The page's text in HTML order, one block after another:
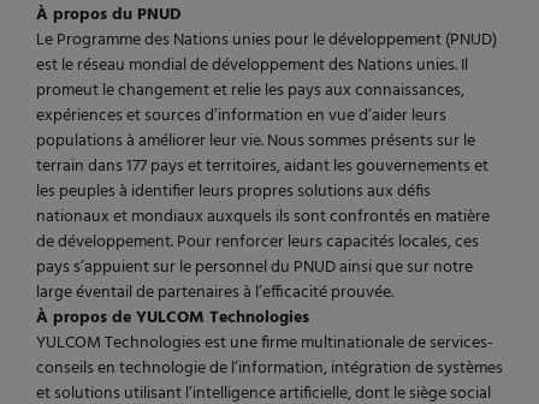
À propos du PNUD
Le Programme des Nations unies pour le développement (PNUD)
est le réseau mondial de développement des Nations unies. Il
promeut le changement et relie les pays aux connaissances,
expériences et sources d’information en vue d’aider leurs
populations à améliorer leur vie. Nous sommes présents sur le
terrain dans 177 pays et territoires, aidant les gouvernements et
les peuples à identifier leurs propres solutions aux défis
nationaux et mondiaux auxquels ils sont confrontés en matière
de développement. Pour renforcer leurs capacités locales, ces
pays s’appuient sur le personnel du PNUD ainsi que sur notre
large éventail de partenaires à l’efficacité prouvée.
À propos de YULCOM Technologies
YULCOM Technologies est une firme multinationale de services-
conseils en technologie de l’information, intégration de systèmes
et solutions utilisant l’intelligence artificielle, dont le siège social